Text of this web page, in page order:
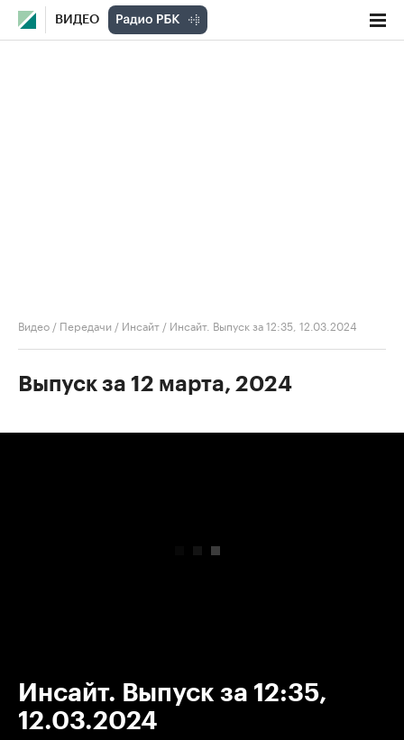
ВИДЕО
Видео / Передачи / Инсайт / Инсайт. Выпуск за 12:35, 12.03.2024
Выпуск за 12 марта, 2024
Инсайт. Выпуск за 12:35,
12.03.2024